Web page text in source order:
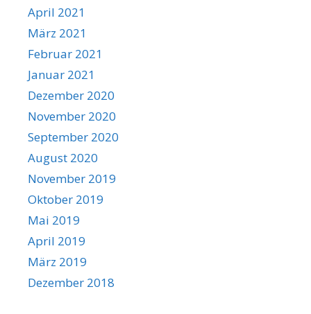
April 2021
März 2021
Februar 2021
Januar 2021
Dezember 2020
November 2020
September 2020
August 2020
November 2019
Oktober 2019
Mai 2019
April 2019
März 2019
Dezember 2018